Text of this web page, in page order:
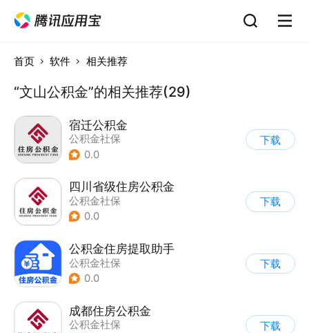
首页 软件 相关推荐
“文山公积金”的相关推荐(29)
宿迁公积金
公积金社保
0.0
下载
四川省级住房公积金
公积金社保
0.0
下载
公积金住房提取助手
公积金社保
0.0
下载
成都住房公积金
公积金社保
下载